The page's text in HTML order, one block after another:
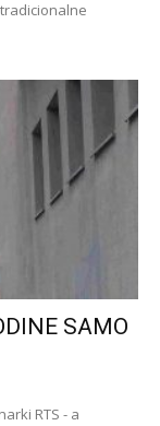
SAMO
RTS - a